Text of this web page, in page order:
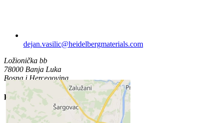
dejan.vasilic​@heidelbergmaterials.com
Ložionička bb
78000 Banja Luka
Bosna i Hercegovina
Lokacija